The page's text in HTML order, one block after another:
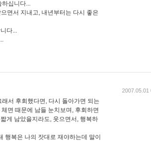
십니다...
면서 지내고, 내년부터는 다시 좋은
다...
서 후회했다면, 다시 돌아가면 되는
면 때문에 남들 눈치보며, 후회하면
게 남았을지라도, 웃으면서, 행복하
행복은 나의 잣대로 재야하는데 말이
2007.05.01